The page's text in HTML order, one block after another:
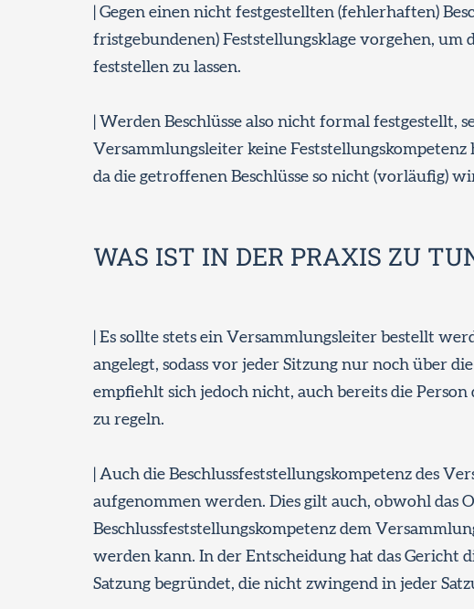
| Gegen einen nicht festgestellten (fehlerhaften)
fristgebundenen) Feststellungsklage vorgehen, um
feststellen zu lassen.
| Werden Beschlüsse also nicht formal festgestellt,
Versammlungsleiter keine
da die getroffenen Beschlüsse so nicht (vorläufig)
WAS IST IN DER PRAXIS ZU
| Es sollte stets ein Versammlungsleiter bestellt
angelegt, sodass vor jeder Sitzung nur noch über
empfiehlt sich jedoch nicht, auch bereits die
zu regeln.
| Auch die Beschlussfeststellungskompetenz des
aufgenommen werden. Dies gilt auch, obwohl das
Beschlussfeststellungskompetenz dem
werden kann. In der Entscheidung hat das Gericht
Satzung begründet, die nicht zwingend in jeder